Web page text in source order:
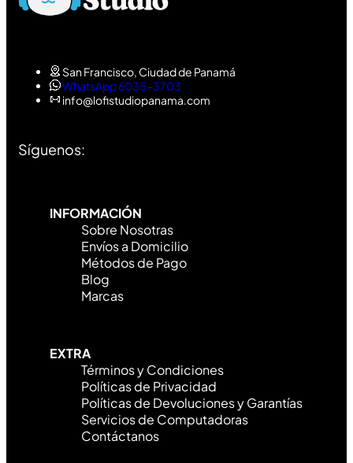
San Francisco, Ciudad de Panamá
WhatsApp 6035-3703
info@lofistudiopanama.com
Síguenos:
INFORMACIÓN
Sobre Nosotras
Envíos a Domicilio
Métodos de Pago
Blog
Marcas
EXTRA
Términos y Condiciones
Políticas de Privacidad
Políticas de Devoluciones y Garantías
Servicios de Computadoras
Contáctanos